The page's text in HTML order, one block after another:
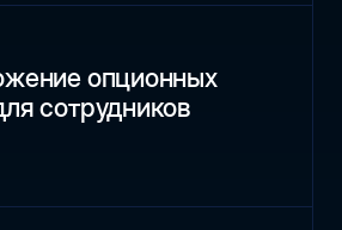
опционных
сотрудников